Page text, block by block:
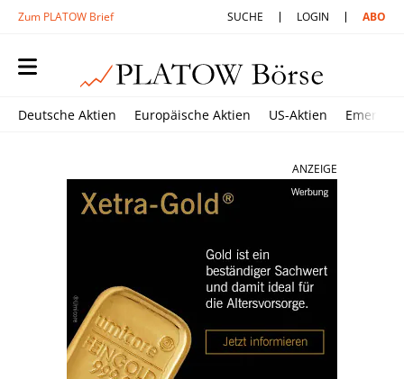
Zum PLATOW Brief SUCHE LOGIN ABO
Deutsche Aktien Europäische Aktien US-Aktien
ANZEIGE